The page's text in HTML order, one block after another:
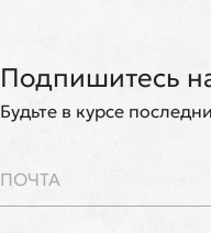
Подпишитесь
Будьте в курсе